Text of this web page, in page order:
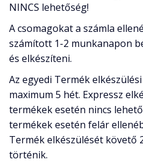
NINCS lehetőség!
A csomagokat a számla
számított 1-2 munkanapon
és elkészíteni.
Az egyedi Termék
maximum 5 hét. Expressz
termékek esetén nincs
termékek esetén felár
Termék elkészülését követő
történik.